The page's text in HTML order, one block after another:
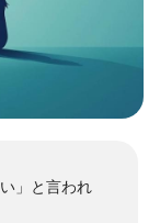
」と言われ